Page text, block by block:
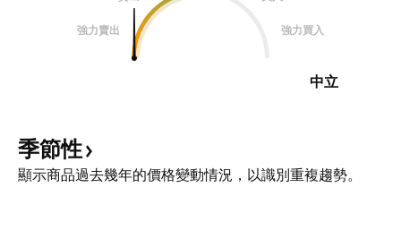
強力賣出 強力買入
中立
季節性
顯示商品過去幾年的價格變動情況，以識別重複趨勢。